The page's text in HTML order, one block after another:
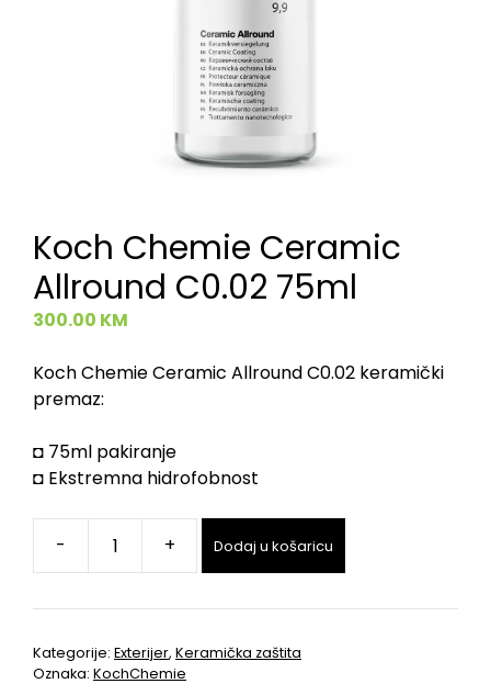
Koch Chemie Ceramic
Allround C0.02 75ml
300.00 KM
Koch Chemie Ceramic Allround C0.02 keramički
premaz:
◘ 75ml pakiranje
◘ Ekstremna hidrofobnost
- + Dodaj u košaricu
Kategorije: Exterijer, Keramička zaštita
Oznaka: KochChemie